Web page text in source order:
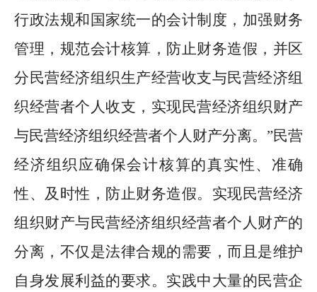
行政法规和国家统一的会计制度，加强财务
管理，规范会计核算，防止财务造假，并区
分民营经济组织生产经营收支与民营经济组
织经营者个人收支，实现民营经济组织财产
与民营经济组织经营者个人财产分离。 ”民营
经济组织应确保会计核算的真实性、准确
性、及时性，防止财务造假。实现民营经济
组织财产与民营经济组织经营者个人财产的
分离，不仅是法律合规的需要，而且是维护
自身发展利益的要求。实践中大量的民营企